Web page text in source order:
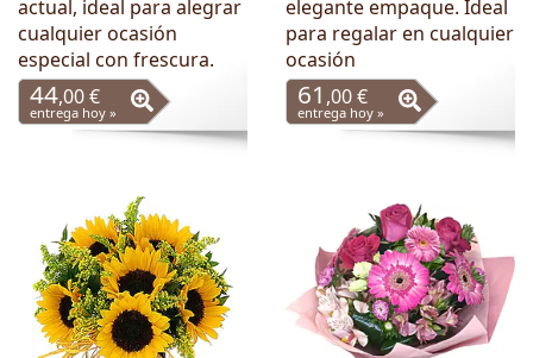
actual, ideal para alegrar
cualquier ocasión
especial con frescura.
44,00 €
entrega hoy »
elegante empaque. Ideal
para regalar en cualquier
ocasión
61 ,00 €
entrega hoy »